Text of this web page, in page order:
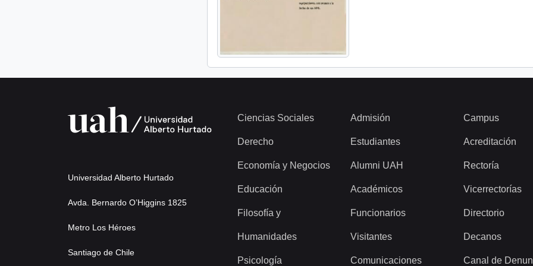
Universidad Alberto Hurtado
Avda. Bernardo O’Higgins 1825
Metro Los Héroes
Santiago de Chile
Ciencias Sociales
Derecho
Economía y Negocios
Educación
Filosofía y
Humanidades
Psicología
Admisión
Estudiantes
Alumni UAH
Académicos
Funcionarios
Visitantes
Comunicaciones
Campus
Acreditación
Rectoría
Vicerrectorías
Directorio
Decanos
Canal de